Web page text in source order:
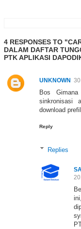
4 RESPONSES TO
DALAM DAFTAR
PTK APLIKASI
UNKNOWN
Bos
sinkronisasi
download
Reply
Replies